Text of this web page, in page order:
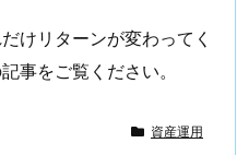
けリターンが変わってく
事をご覧ください。
資産運用